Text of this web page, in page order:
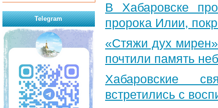
В Хабаровске
пророка Илии,
«Стяжи дух
почтили память
Хабаровские
встретились с
Telegram